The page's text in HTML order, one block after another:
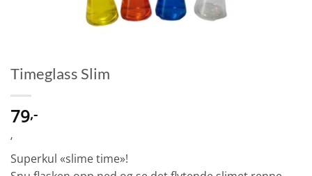
Timeglass Slim
79,-
‘
Superkul «slime time»!